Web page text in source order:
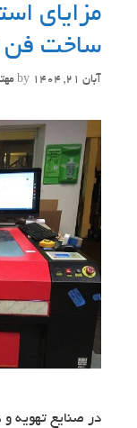
مزایای
ساخت فن‌
آبان 21, 1404 by
در صنایع تهویه